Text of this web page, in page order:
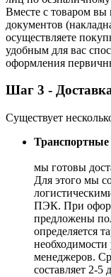
Вместе с товаром
документов
осуществляете
удобным для вас
оформления
Шаг 3 -
Существует
мы готовы
Для этого мы
ПЭК. При
предложены
определяется
необходимости
менеджеров.
составляет 2-5